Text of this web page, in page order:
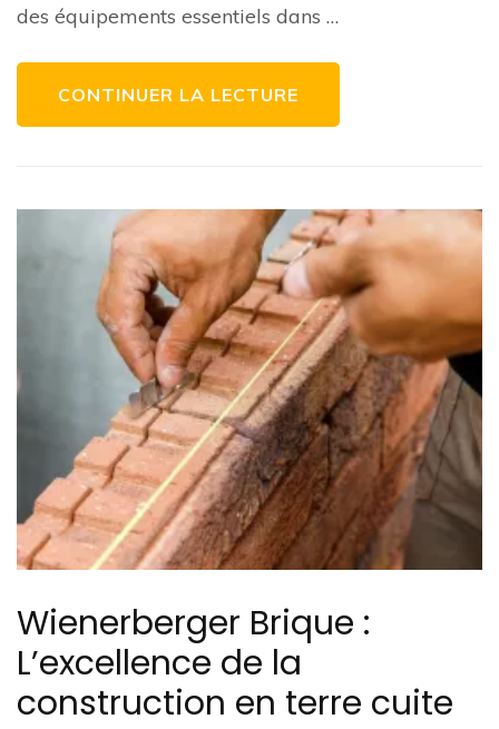
des équipements essentiels dans …
CONTINUER LA LECTURE
Wienerberger Brique :
L’excellence de la
construction en terre cuite